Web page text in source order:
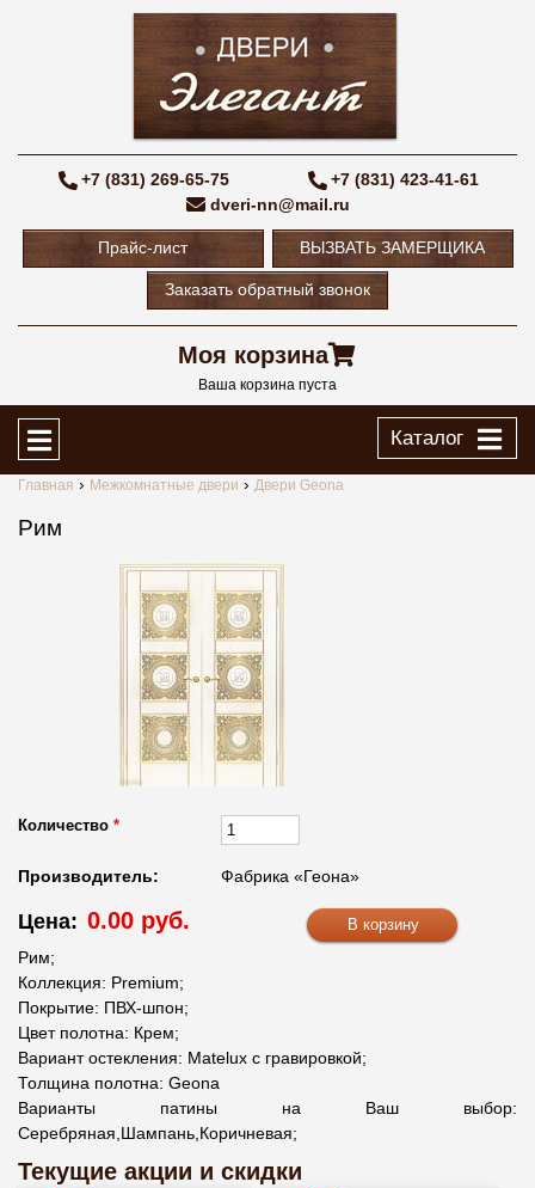
+7 (831) 269-65-75
+7 (831) 423-41-61
dveri-nn@mail.ru
Прайс-лист ВЫЗВАТЬ ЗАМЕРЩИКА
Заказать обратный звонок
Моя корзина
Ваша корзина пуста
Каталог
Главная Межкомнатные двери Двери Geona
Рим
Количество *
Производитель: Фабрика «Геона»
Цена: 0.00 руб.
Рим;
Коллекция: Premium;
Покрытие: ПВХ-шпон;
Цвет полотна: Крем;
Вариант остекления: Matelux с гравировкой;
Толщина полотна: Geona
Варианты патины на Ваш выбор:
Серебряная,Шампань,Коричневая;
Текущие акции и скидки